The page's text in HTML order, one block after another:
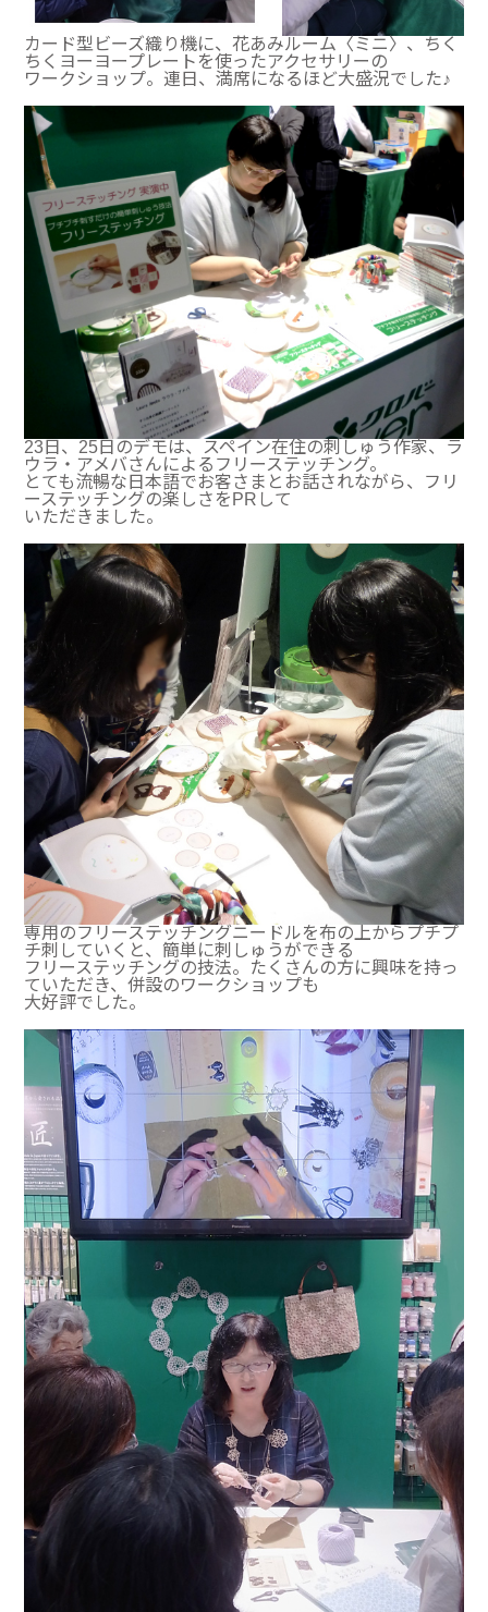
カード型ビーズ織り機に、花あみルーム〈ミニ〉、ちく
ちくヨーヨープレートを使ったアクセサリーの
ワークショップ。連日、満席になるほど大盛況でした♪
23日、25日のデモは、スペイン在住の刺しゅう作家、ラ
ウラ・アメバさんによるフリーステッチング。
とても流暢な日本語でお客さまとお話されながら、フリ
ーステッチングの楽しさをPRして
いただきました。
専用のフリーステッチングニードルを布の上からプチプ
チ刺していくと、簡単に刺しゅうができる
フリーステッチングの技法。たくさんの方に興味を持っ
ていただき、併設のワークショップも
大好評でした。